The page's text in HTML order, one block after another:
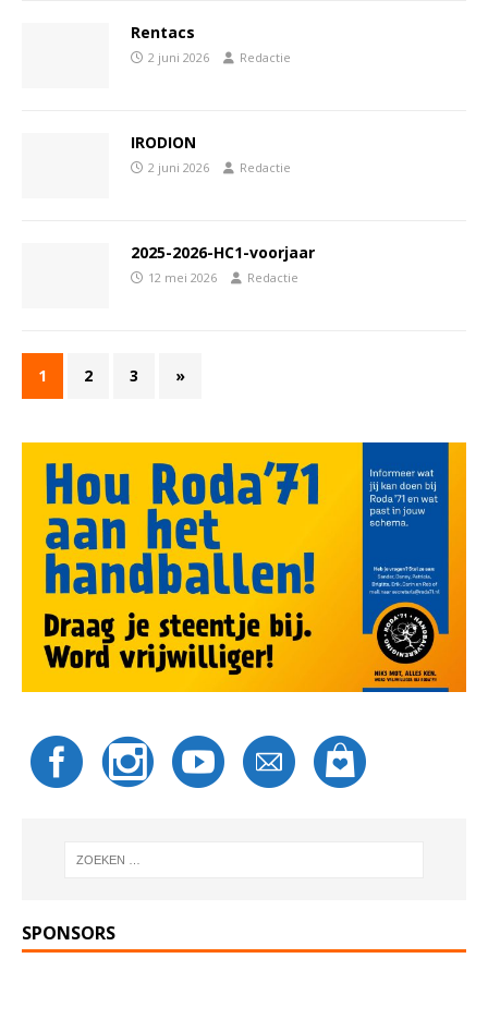
Rentacs
2 juni 2026 Redactie
IRODION
2 juni 2026 Redactie
2025-2026-HC1-voorjaar
12 mei 2026 Redactie
1 2 3 »
SPONSORS